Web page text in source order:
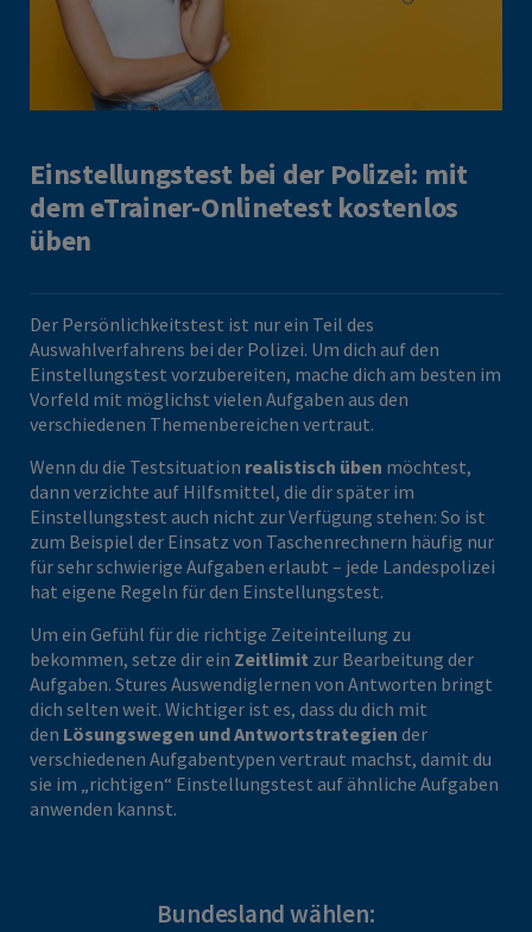
Einstellungstest bei der Polizei: mit
dem eTrainer-Onlinetest kostenlos
üben
Der Persönlichkeitstest ist nur ein Teil des
Auswahlverfahrens bei der Polizei. Um dich auf den
Einstellungstest vorzubereiten, mache dich am besten im
Vorfeld mit möglichst vielen Aufgaben aus den
verschiedenen Themenbereichen vertraut.
Wenn du die Testsituation realistisch üben möchtest,
dann verzichte auf Hilfsmittel, die dir später im
Einstellungstest auch nicht zur Verfügung stehen: So ist
zum Beispiel der Einsatz von Taschenrechnern häufig nur
für sehr schwierige Aufgaben erlaubt – jede Landespolizei
hat eigene Regeln für den Einstellungstest.
Um ein Gefühl für die richtige Zeiteinteilung zu
bekommen, setze dir ein Zeitlimit zur Bearbeitung der
Aufgaben. Stures Auswendiglernen von Antworten bringt
dich selten weit. Wichtiger ist es, dass du dich mit
den Lösungswegen und Antwortstrategien der
verschiedenen Aufgabentypen vertraut machst, damit du
sie im „richtigen“ Einstellungstest auf ähnliche Aufgaben
anwenden kannst.
Bundesland wählen: